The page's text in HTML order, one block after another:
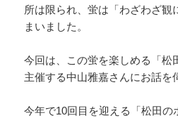
所は限られ、蛍は「わざわざ観
まいました。
今回は、この蛍を楽しめる「松
主催する中山雅嘉さんにお話を
今年で10回目を迎える「松田の